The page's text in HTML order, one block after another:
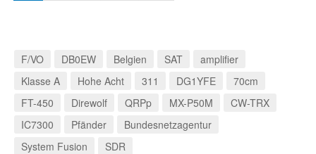
F/VO DB0EW Belgien SAT
amplifier
Klasse A
Hohe Acht 311 DG1YFE
70cm
FT-450
Direwolf QRPp MX-P50M
CW-TRX
IC7300
Pfänder
Bundesnetzagentur
System Fusion
SDR